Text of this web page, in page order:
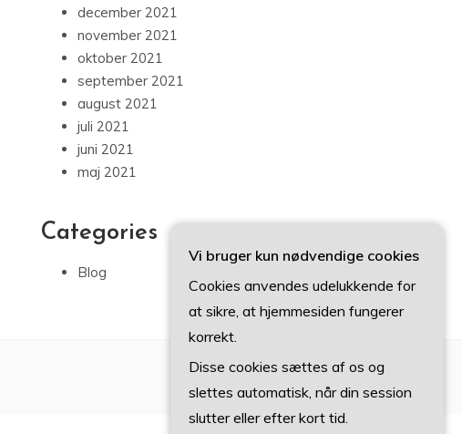
december 2021
november 2021
oktober 2021
september 2021
august 2021
juli 2021
juni 2021
maj 2021
Categories
Blog
Vi bruger kun nødvendige cookies
Cookies anvendes udelukkende for
at sikre, at hjemmesiden fungerer
korrekt.
Disse cookies sættes af os og
slettes automatisk, når din session
slutter eller efter kort tid.